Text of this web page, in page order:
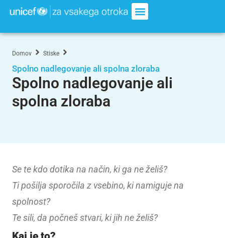
Domov Stiske
Spolno nadlegovanje ali spolna zloraba
Spolno nadlegovanje ali
spolna zloraba
Se te kdo dotika na način, ki ga ne želiš?
Ti pošilja sporočila z vsebino, ki namiguje na
spolnost?
Te sili, da počneš stvari, ki jih ne želiš?